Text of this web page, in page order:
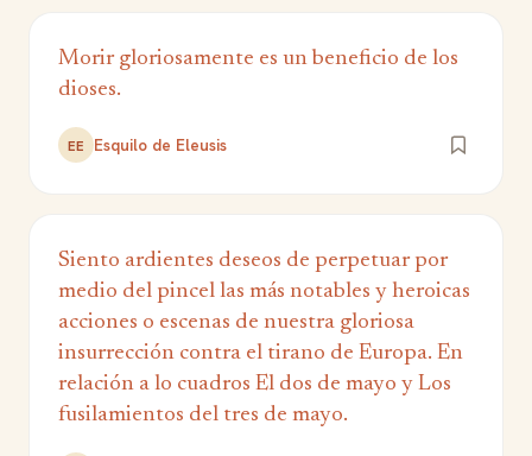
Morir gloriosamente es un beneficio de los
dioses.
EE Esquilo de Eleusis
Siento ardientes deseos de perpetuar por
medio del pincel las más notables y heroicas
acciones o escenas de nuestra gloriosa
insurrección contra el tirano de Europa. En
relación a lo cuadros El dos de mayo y Los
fusilamientos del tres de mayo.